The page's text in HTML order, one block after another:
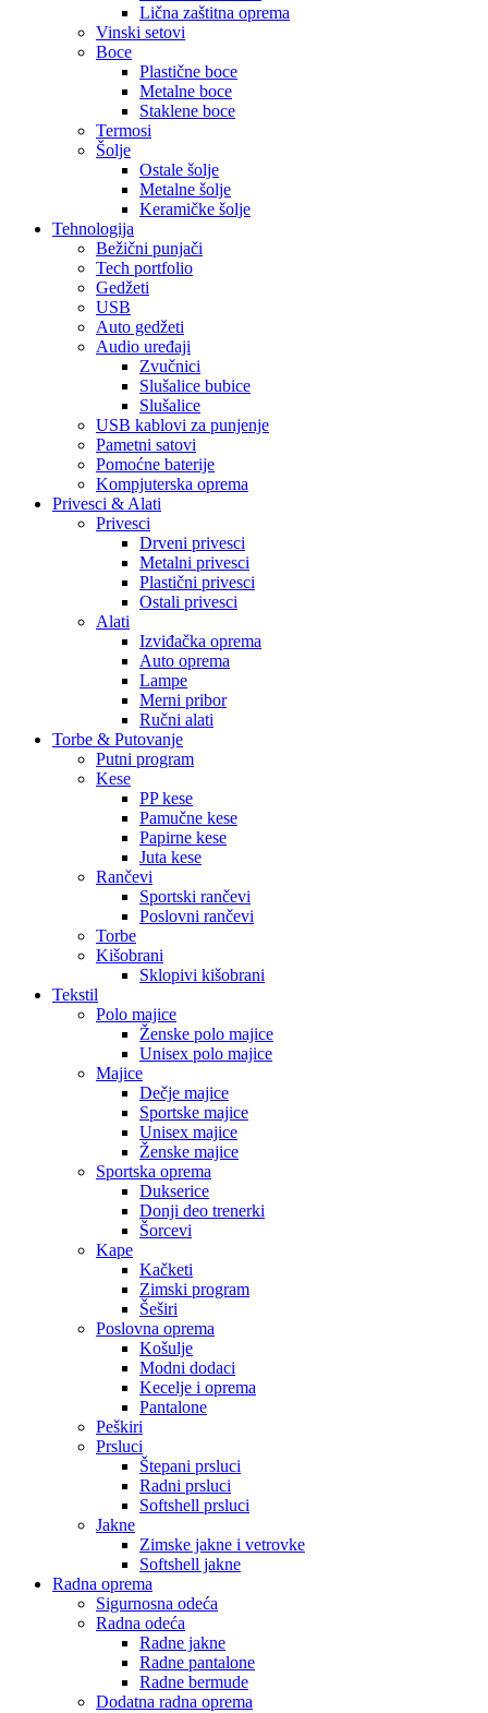
Lična zaštitna oprema
Vinski setovi
Boce
Plastične boce
Metalne boce
Staklene boce
Termosi
Šolje
Ostale šolje
Metalne šolje
Keramičke šolje
Tehnologija
Bežični punjači
Tech portfolio
Gedžeti
USB
Auto gedžeti
Audio uređaji
Zvučnici
Slušalice bubice
Slušalice
USB kablovi za punjenje
Pametni satovi
Pomoćne baterije
Kompjuterska oprema
Privesci & Alati
Privesci
Drveni privesci
Metalni privesci
Plastični privesci
Ostali privesci
Alati
Izviđačka oprema
Auto oprema
Lampe
Merni pribor
Ručni alati
Torbe & Putovanje
Putni program
Kese
PP kese
Pamučne kese
Papirne kese
Juta kese
Rančevi
Sportski rančevi
Poslovni rančevi
Torbe
Kišobrani
Sklopivi kišobrani
Tekstil
Polo majice
Ženske polo majice
Unisex polo majice
Majice
Dečje majice
Sportske majice
Unisex majice
Ženske majice
Sportska oprema
Dukserice
Donji deo trenerki
Šorcevi
Kape
Kačketi
Zimski program
Šeširi
Poslovna oprema
Košulje
Modni dodaci
Kecelje i oprema
Pantalone
Peškiri
Prsluci
Štepani prsluci
Radni prsluci
Softshell prsluci
Jakne
Zimske jakne i vetrovke
Softshell jakne
Radna oprema
Sigurnosna odeća
Radna odeća
Radne jakne
Radne pantalone
Radne bermude
Dodatna radna oprema